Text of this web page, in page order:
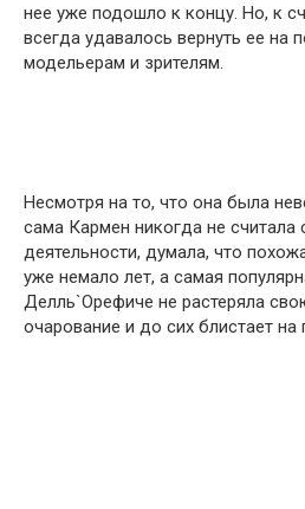
нее уже подошло к концу. Но, к
всегда удавалось вернуть ее на
модельерам и зрителям.
Несмотря на то, что она была
сама Кармен никогда не считала
деятельности, думала, что
уже немало лет, а самая
Делль`Орефиче не растеряла
очарование и до сих блистает на